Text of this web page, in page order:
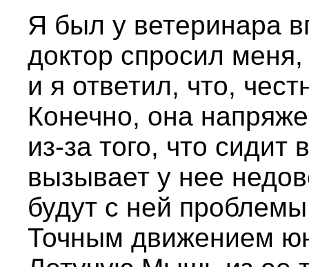
Я был у ветеринара
доктор спросил
и я ответил, что,
Конечно, она
из-за того, что сидит
вызывает у нее
будут с ней
Точным движением